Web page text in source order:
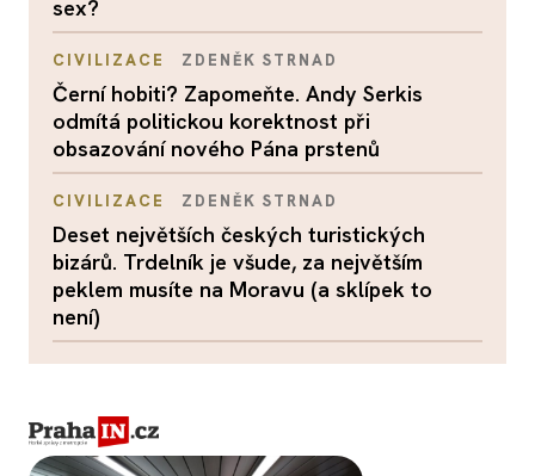
sex?
CIVILIZACE ZDENĚK STRNAD
Černí hobiti? Zapomeňte. Andy Serkis
odmítá politickou korektnost při
obsazování nového Pána prstenů
CIVILIZACE ZDENĚK STRNAD
Deset největších českých turistických
bizárů. Trdelník je všude, za největším
peklem musíte na Moravu (a sklípek to
není)